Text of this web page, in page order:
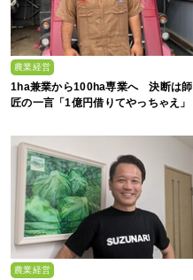
農業経営
1ha兼業から100ha専業へ 決断は師
匠の一言「1億円借りてやっちゃえ」
農業経営